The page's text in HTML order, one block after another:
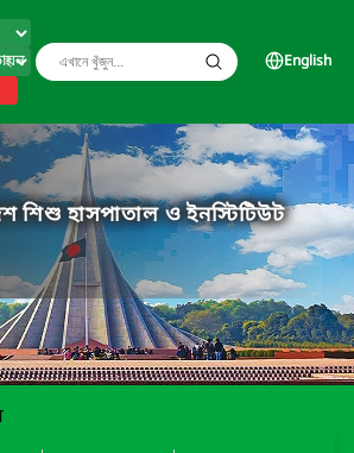
English
শিশু হাসপাতাল ও ইনস্টিটিউট